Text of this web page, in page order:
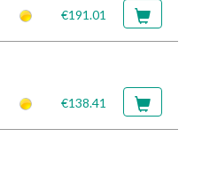
€191.01
€138.41